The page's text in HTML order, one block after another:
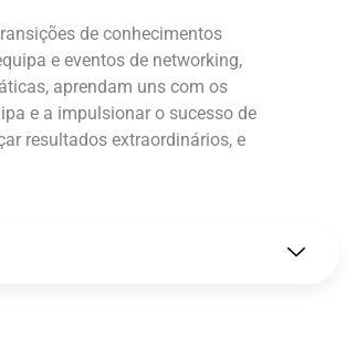
de conhecimentos
e eventos de networking,
aprendam uns com os
e a impulsionar o sucesso de
resultados extraordinários, e